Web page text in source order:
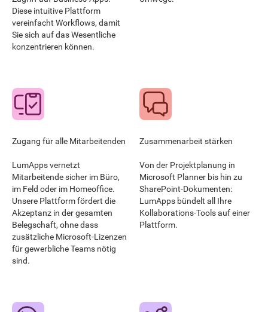
Diese intuitive Plattform
vereinfacht Workflows, damit
Sie sich auf das Wesentliche
konzentrieren können.
Zugang für alle Mitarbeitenden
LumApps vernetzt
Mitarbeitende sicher im Büro,
im Feld oder im Homeoffice.
Unsere Plattform fördert die
Akzeptanz in der gesamten
Belegschaft, ohne dass
zusätzliche Microsoft-Lizenzen
für gewerbliche Teams nötig
sind.
Zusammenarbeit stärken
Von der Projektplanung in
Microsoft Planner bis hin zu
SharePoint-Dokumenten:
LumApps bündelt all Ihre
Kollaborations-Tools auf einer
Plattform.